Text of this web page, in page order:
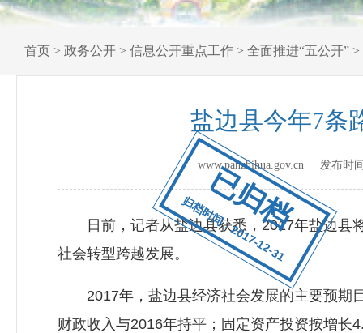
已归档
归档时间：2017-12-31
首页 > 政务公开 > 信息公开重点工作 > 全面推进“五公开” >
盐边县今年7条
www.panzhihua.gov.cn 发布时
日前，记者从盐边县获悉，2017年盐边县将
社会转型跨越发展。
2017年，盐边县经济社会发展的主要预期目
财政收入与2016年持平；固定资产投资按增长